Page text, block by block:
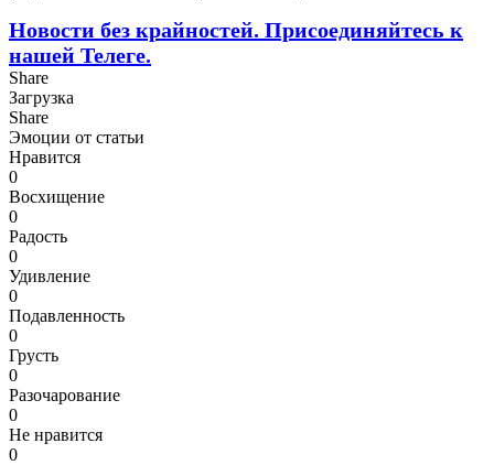
Новости без крайностей. Присоединяйтесь к
нашей Телеге.
Share
Загрузка
Share
Эмоции от статьи
Нравится
0
Восхищение
0
Радость
0
Удивление
0
Подавленность
0
Грусть
0
Разочарование
0
Не нравится
0